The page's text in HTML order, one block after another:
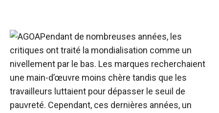
Pendant de nombreuses années, les
critiques ont traité la mondialisation comme un
nivellement par le bas. Les marques recherchaient
une main-d’œuvre moins chère tandis que les
travailleurs luttaient pour dépasser le seuil de
pauvreté. Cependant, ces dernières années, un